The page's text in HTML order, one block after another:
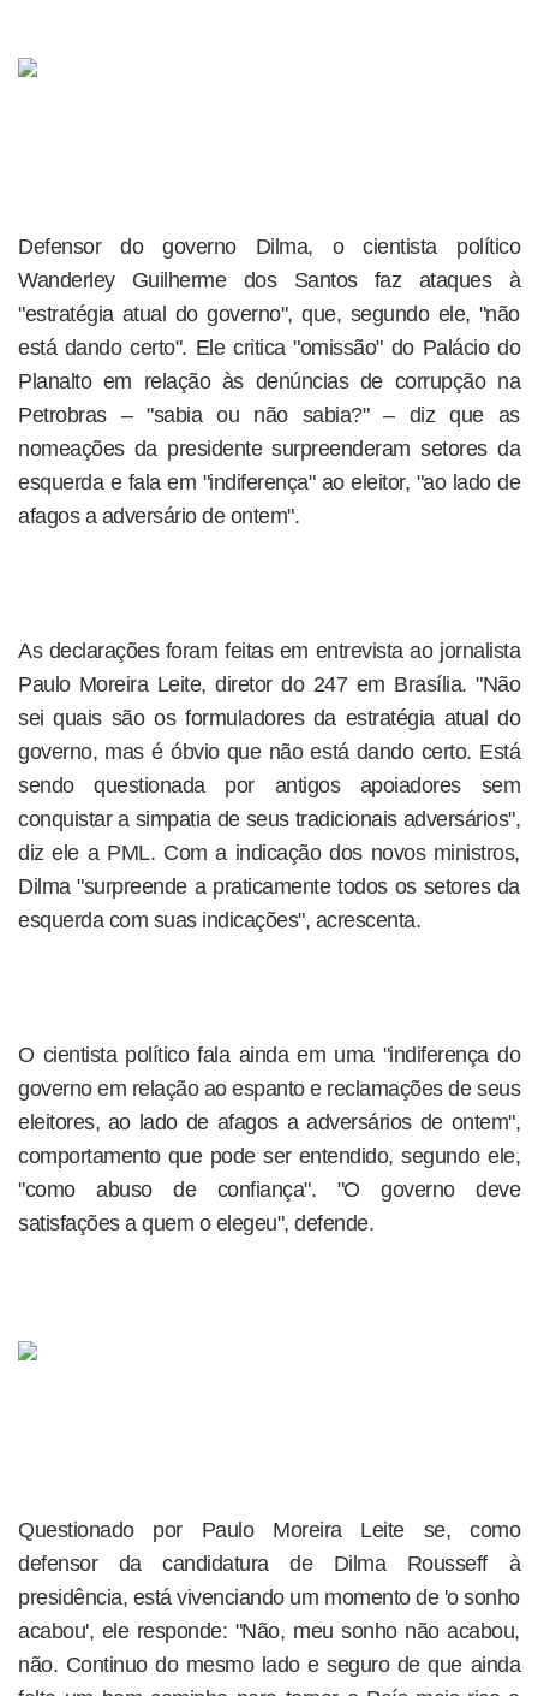
Defensor do governo Dilma, o cientista político
Wanderley Guilherme dos Santos faz ataques à
"estratégia atual do governo", que, segundo ele, "não
está dando certo". Ele critica "omissão" do Palácio do
Planalto em relação às denúncias de corrupção na
Petrobras – "sabia ou não sabia?" – diz que as
nomeações da presidente surpreenderam setores da
esquerda e fala em "indiferença" ao eleitor, "ao lado de
afagos a adversário de ontem".
As declarações foram feitas em entrevista ao jornalista
Paulo Moreira Leite, diretor do 247 em Brasília. "Não
sei quais são os formuladores da estratégia atual do
governo, mas é óbvio que não está dando certo. Está
sendo questionada por antigos apoiadores sem
conquistar a simpatia de seus tradicionais adversários",
diz ele a PML. Com a indicação dos novos ministros,
Dilma "surpreende a praticamente todos os setores da
esquerda com suas indicações", acrescenta.
O cientista político fala ainda em uma "indiferença do
governo em relação ao espanto e reclamações de seus
eleitores, ao lado de afagos a adversários de ontem",
comportamento que pode ser entendido, segundo ele,
"como abuso de confiança". "O governo deve
satisfações a quem o elegeu", defende.
Questionado por Paulo Moreira Leite se, como
defensor da candidatura de Dilma Rousseff à
presidência, está vivenciando um momento de 'o sonho
acabou', ele responde: "Não, meu sonho não acabou,
não. Continuo do mesmo lado e seguro de que ainda